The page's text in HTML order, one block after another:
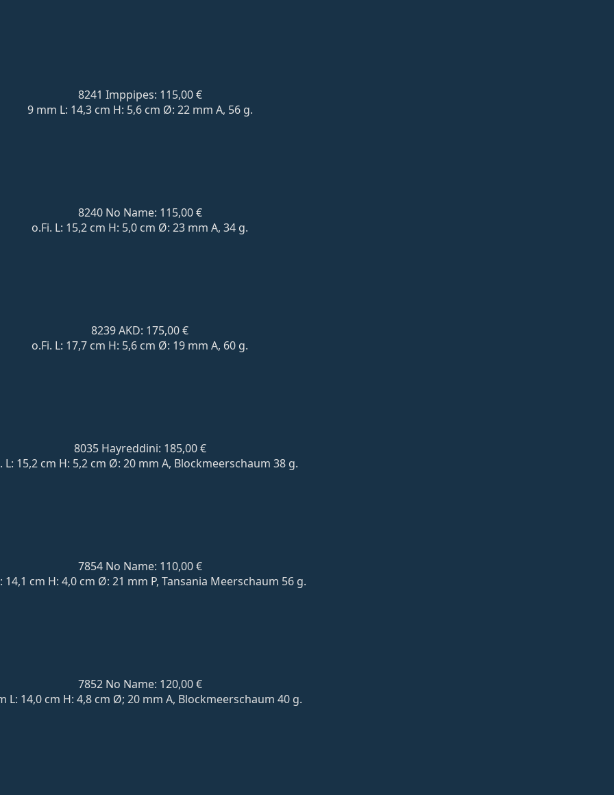
8241 Imppipes: 115,00 €
9 mm L: 14,3 cm H: 5,6 cm Ø: 22 mm A, 56 g.
8240 No Name: 115,00 €
o.Fi. L: 15,2 cm H: 5,0 cm Ø: 23 mm A, 34 g.
8239 AKD: 175,00 €
o.Fi. L: 17,7 cm H: 5,6 cm Ø: 19 mm A, 60 g.
8035 Hayreddini: 185,00 €
L: 15,2 cm H: 5,2 cm Ø: 20 mm A, Blockmeerschaum 38 g.
7854 No Name: 110,00 €
14,1 cm H: 4,0 cm Ø: 21 mm P, Tansania Meerschaum 56 g.
7852 No Name: 120,00 €
L: 14,0 cm H: 4,8 cm Ø; 20 mm A, Blockmeerschaum 40 g.